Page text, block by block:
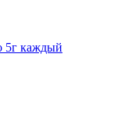
5г каждый